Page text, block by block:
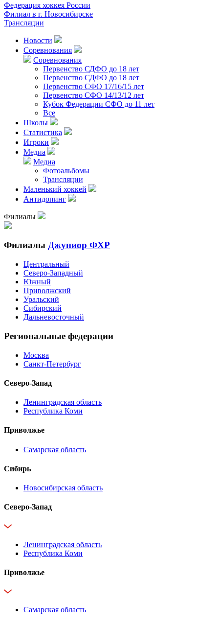
Федерация хоккея России
Филиал в г. Новосибирске
Трансляции
Новости
Соревнования
Соревнования
Первенство СДФО до 18 лет
Первенство СДФО до 18 лет
Первенство СФО 17/16/15 лет
Первенство СФО 14/13/12 лет
Кубок Федерации СФО до 11 лет
Все
Школы
Статистика
Игроки
Медиа
Медиа
Фотоальбомы
Трансляции
Маленький хоккей
Антидопинг
Филиалы
Филиалы Джуниор ФХР
Центральный
Северо-Западный
Южный
Приволжский
Уральский
Сибирский
Дальневосточный
Региональные федерации
Москва
Санкт-Петербург
Северо-Запад
Ленинградская область
Республика Коми
Приволжье
Самарская область
Сибирь
Новосибирская область
Северо-Запад
Ленинградская область
Республика Коми
Приволжье
Самарская область